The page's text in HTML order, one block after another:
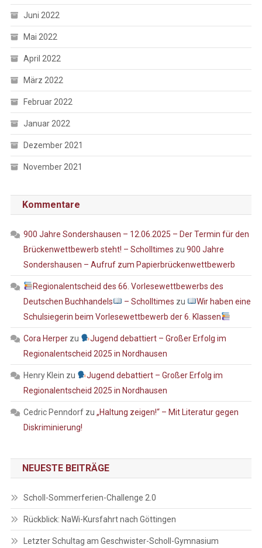
Juni 2022
Mai 2022
April 2022
März 2022
Februar 2022
Januar 2022
Dezember 2021
November 2021
Kommentare
900 Jahre Sondershausen – 12.06.2025 – Der Termin für den
Brückenwettbewerb steht! – Scholltimes zu 900 Jahre
Sondershausen – Aufruf zum Papierbrückenwettbewerb
Regionalentscheid des 66. Vorlesewettbewerbs des
Deutschen Buchhandels
– Scholltimes zu
Wir haben eine
Schulsiegerin beim Vorlesewettbewerb der 6. Klassen
Cora Herperzu
Jugend debattiert – Großer Erfolg im
Regionalentscheid 2025 in Nordhausen
Henry Klein zu
Jugend debattiert – Großer Erfolg im
Regionalentscheid 2025 in Nordhausen
Cedric Penndorfzu „Haltung zeigen!“ – Mit Literatur gegen
Diskriminierung!
NEUESTE BEITRÄGE
Scholl-Sommerferien-Challenge 2.0
Rückblick: NaWi-Kursfahrt nach Göttingen
Letzter Schultag am Geschwister-Scholl-Gymnasium